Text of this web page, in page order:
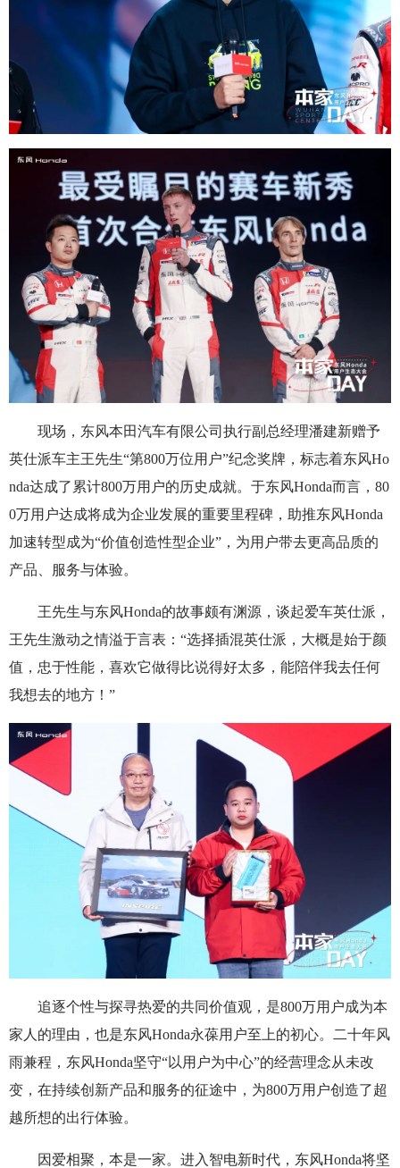
现场，东风本田汽车有限公司执行副总经理潘建新赠予
英仕派车主王先生“第800万位用户”纪念奖牌，标志着东风Ho
nda达成了累计800万用户的历史成就。于东风Honda而言，80
0万用户达成将成为企业发展的重要里程碑，助推东风Honda
加速转型成为“价值创造性型企业”，为用户带去更高品质的
产品、服务与体验。
王先生与东风Honda的故事颇有渊源，谈起爱车英仕派，
王先生激动之情溢于言表：“选择插混英仕派，大概是始于颜
值，忠于性能，喜欢它做得比说得好太多，能陪伴我去任何
我想去的地方！”
追逐个性与探寻热爱的共同价值观，是800万用户成为本
家人的理由，也是东风Honda永葆用户至上的初心。二十年风
雨兼程，东风Honda坚守“以用户为中心”的经营理念从未改
变，在持续创新产品和服务的征途中，为800万用户创造了超
越所想的出行体验。
因爱相聚，本是一家。进入智电新时代，东风Honda将坚